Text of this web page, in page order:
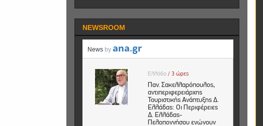
NEWSROOM